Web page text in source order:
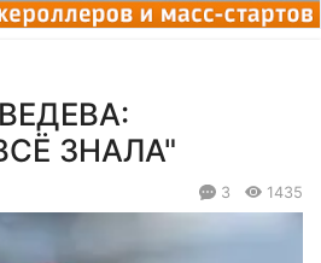
ЗНАЛА"
3 1435